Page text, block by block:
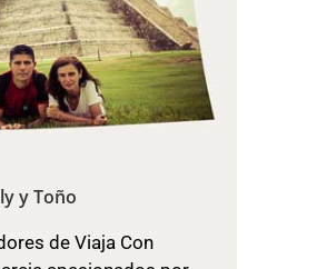
y Toño
de Viaja Con